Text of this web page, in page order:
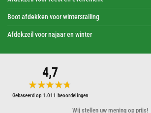
Boot afdekken voor winterstalling
Afdekzeil voor najaar en winter
4,7
★★★★★
★★★★★
Gebaseerd op 1.011 beoordelingen
Wij stellen uw mening op prijs!